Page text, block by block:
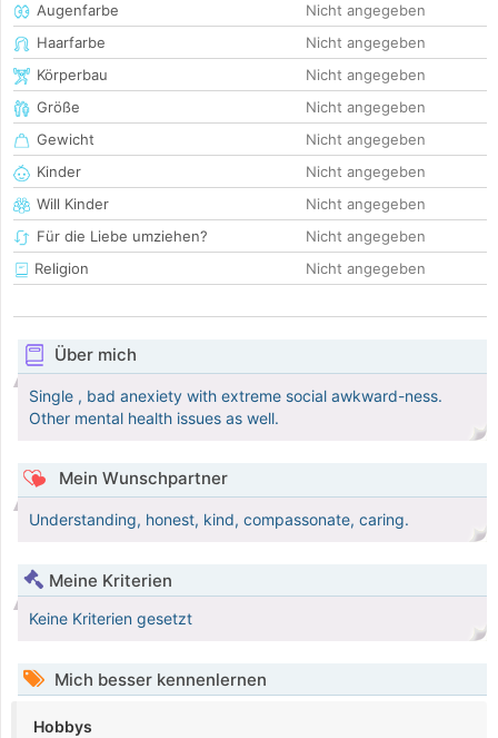
Augenfarbe
Nicht angegeben
Haarfarbe
Nicht angegeben
Körperbau
Nicht angegeben
Größe
Nicht angegeben
Gewicht
Nicht angegeben
Kinder
Nicht angegeben
Will Kinder
Nicht angegeben
Für die Liebe umziehen?
Nicht angegeben
Religion
Nicht angegeben
Über mich
Single , bad anexiety with extreme social awkward-ness.
Other mental health issues as well.
Mein Wunschpartner
Understanding, honest, kind, compassonate, caring.
Meine Kriterien
Keine Kriterien gesetzt
Mich besser kennenlernen
Hobbys